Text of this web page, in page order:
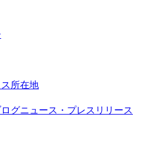
所在地
グニュース・プレスリリース